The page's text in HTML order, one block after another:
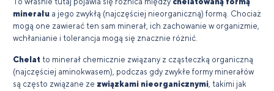
minerału a jego zwykłą (najczęściej nieorganiczną) formą. Chociaż
mogą one zawierać ten sam minerał, ich zachowanie w organizmie,
wchłanianie i tolerancja mogą się znacznie różnić.
Chelat to minerał chemicznie związany z cząsteczką organiczną
(najczęściej aminokwasem), podczas gdy zwykłe formy minerałów
są często związane ze związkami nieorganicznymi, takimi jak